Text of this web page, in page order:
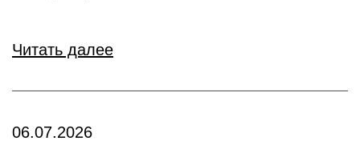
Читать далее
06.07.2026